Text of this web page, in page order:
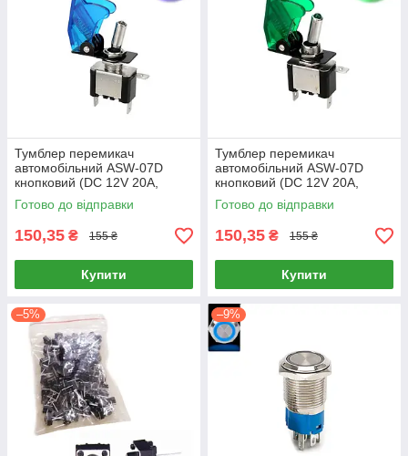
Тумблер перемикач
автомобільний ASW-07D
кнопковий (DC 12V 20A,
SPST, з синім підсвічуванням
та захисною кришкою)
Готово до відправки
150,35 ₴ 155 ₴
Купити
Тумблер перемикач
автомобільний ASW-07D
кнопковий (DC 12V 20A,
SPST, з зеленим
підсвічуванням та захисною
Готово до відправки
150,35 ₴ 155 ₴
Купити
–5% –9%